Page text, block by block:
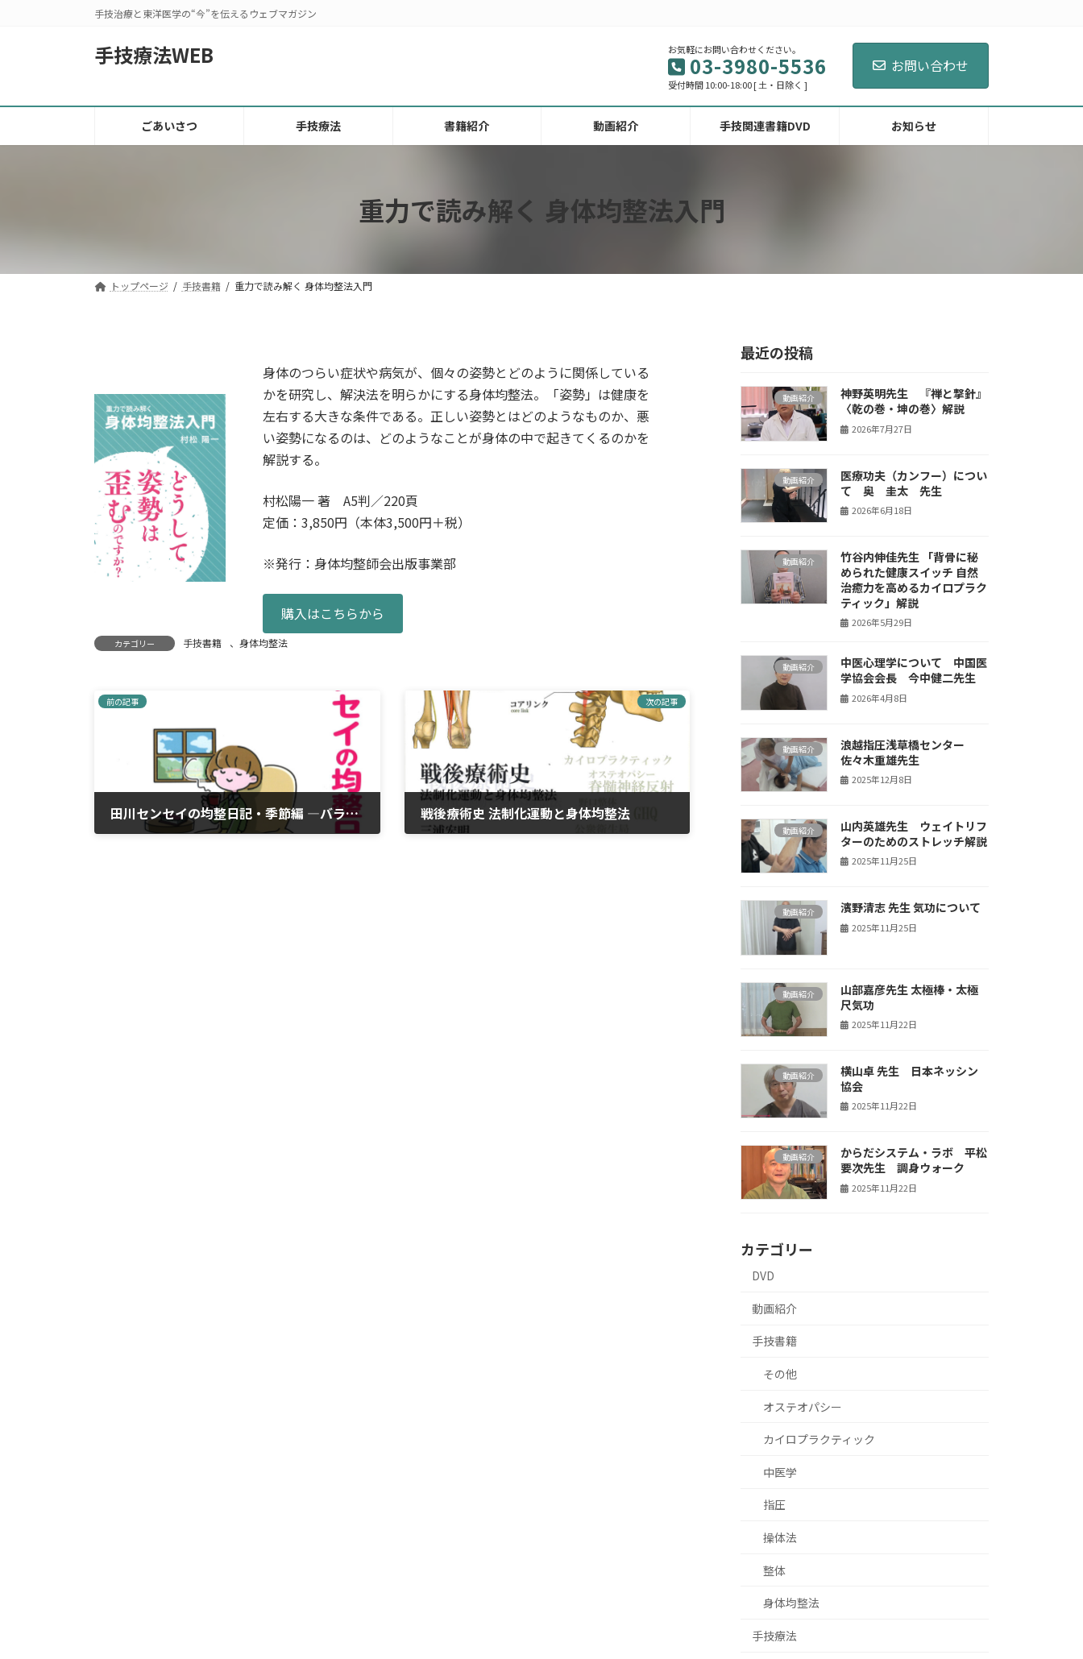
へ
キ
ョ
に
手技治療と東洋医学の“今”を伝えるウェブマガジン
手技療法WEB お気軽にお問い合わせください。
03-3980-5536
受付時間 10:00-18:00 [ 土・日除く ]
お問い合わせ
ごあいさつ 手技療法 書籍紹介 動画紹介 手技関連書籍DVD お知らせ
重力で読み解く 身体均整法入門
トップページ 手技書籍 重力で読み解く 身体均整法入門
身体のつらい症状や病気が、個々の姿勢とどのように関係している
かを研究し、解決法を明らかにする身体均整法。「姿勢」は健康を
左右する大きな条件である。正しい姿勢とはどのようなものか、悪
い姿勢になるのは、どのようなことが身体の中で起きてくるのかを
解説する。
村松陽一 著 A5判／220頁
定価：3,850円（本体3,500円＋税）
※発行：身体均整師会出版事業部
購入はこちらから
カテゴリー 手技書籍 、 身体均整法
前の記事
田川センセイの均整日記・季節編 ―バランスで見つめるあなたの体の本音―
次の記事
戦後療術史 法制化運動と身体均整法
最近の投稿
動画紹介
神野英明先生 『禅と撃針』
〈乾の巻・坤の巻〉解説
2026年7月27日
動画紹介
医療功夫（カンフー）につい
て 奥 圭太 先生
2026年6月18日
動画紹介
竹谷内伸佳先生 「背骨に秘
められた健康スイッチ 自然
治癒力を高めるカイロプラク
ティック」解説
2026年5月29日
動画紹介
中医心理学について 中国医
学協会会長 今中健二先生
2026年4月8日
動画紹介
浪越指圧浅草橋センター
佐々木重雄先生
2025年12月8日
動画紹介
山内英雄先生 ウェイトリフ
ターのためのストレッチ解説
2025年11月25日
動画紹介 濱野清志 先生 気功について
2025年11月25日
動画紹介
山部嘉彦先生 太極棒・太極
尺気功
2025年11月22日
動画紹介
横山卓 先生 日本ネッシン
協会
2025年11月22日
動画紹介
からだシステム・ラボ 平松
要次先生 調身ウォーク
2025年11月22日
カテゴリー
DVD
動画紹介
手技書籍
その他
オステオパシー
カイロプラクティック
中医学
指圧
操体法
整体
身体均整法
手技療法